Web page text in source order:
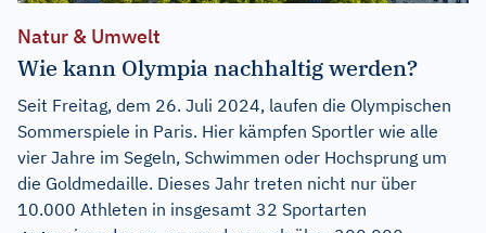
Natur & Umwelt
Wie kann Olympia nachhaltig werden?
Seit Freitag, dem 26. Juli 2024, laufen die Olympischen
Sommerspiele in Paris. Hier kämpfen Sportler wie alle
vier Jahre im Segeln, Schwimmen oder Hochsprung um
die Goldmedaille. Dieses Jahr treten nicht nur über
10.000 Athleten in insgesamt 32 Sportarten